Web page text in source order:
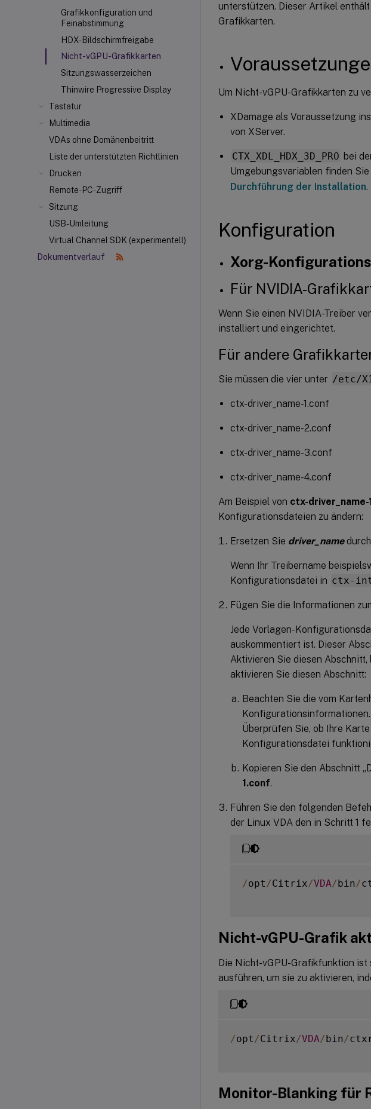
Grafikkonfiguration und
Feinabstimmung
HDX-Bildschirmfreigabe
Nicht-vGPU-Grafikkarten
Sitzungswasserzeichen
Thinwire Progressive Display
Tastatur
Multimedia
VDAs ohne Domänenbeitritt
Liste der unterstützten Richtlinien
Drucken
Remote-PC-Zugriff
Sitzung
USB-Umleitung
Virtual Channel SDK (experimentell)
Dokumentverlauf
unterstützen. Dieser Artikel
Grafikkarten.
Um Nicht-vGPU-Grafikkarten zu
XDamage als Voraussetzung
von XServer.
CTX_XDL_HDX_3D_PRO bei
Umgebungsvariablen finden
Durchführung der Installation.
Konfiguration
Xorg-
Für NVIDIA-
Wenn Sie einen NVIDIA-Treiber
installiert und eingerichtet.
Für andere
Sie müssen die vier unter /etc/
ctx-driver_name-1.conf
ctx-driver_name-2.conf
ctx-driver_name-3.conf
ctx-driver_name-4.conf
Am Beispiel von ctx-driver_name-
Konfigurationsdateien zu ändern:
Ersetzen Sie driver_name
Wenn Ihr Treibername
Konfigurationsdatei in ctx-
Fügen Sie die Informationen
Jede Vorlagen-
auskommentiert ist. Dieser
Aktivieren Sie diesen
aktivieren Sie diesen Abschnitt:
Beachten Sie die vom
Überprüfen Sie, ob Ihre
Konfigurationsdatei
Kopieren Sie den Abschnitt
1.conf.
Führen Sie den folgenden
der Linux VDA den in Schritt 1
/opt /Citrix/VDA/bin/
Nicht-vGPU-Grafik
Die Nicht-vGPU-Grafikfunktion ist
ausführen, um sie zu aktivieren,
/opt /Citrix/VDA/bin/
Monitor-Blanking für